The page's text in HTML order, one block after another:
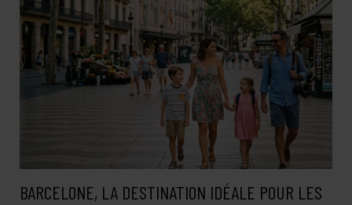
BARCELONE, LA DESTINATION IDÉALE POUR LES